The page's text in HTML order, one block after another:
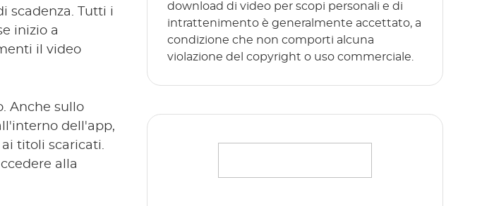
scadenza. Tutti i
inizio a
il video
Anche sullo
dell'app,
titoli scaricati.
alla
download di video per scopi personali e di
intrattenimento è generalmente accettato, a
condizione che non comporti alcuna
violazione del copyright o uso commerciale.